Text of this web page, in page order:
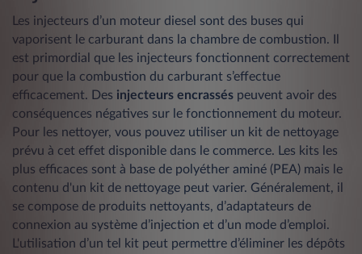
Les injecteurs d’un moteur diesel sont des buses qui
vaporisent le carburant dans la chambre de combustion. Il
est primordial que les injecteurs fonctionnent correctement
pour que la combustion du carburant s’effectue
efficacement. Des injecteurs encrassés peuvent avoir des
conséquences négatives sur le fonctionnement du moteur.
Pour les nettoyer, vous pouvez utiliser un kit de nettoyage
prévu à cet effet disponible dans le commerce. Les kits les
plus efficaces sont à base de polyéther aminé (PEA) mais le
contenu d'un kit de nettoyage peut varier. Généralement, il
se compose de produits nettoyants, d’adaptateurs de
connexion au système d’injection et d’un mode d’emploi.
L'utilisation d’un tel kit peut permettre d’éliminer les dépôts